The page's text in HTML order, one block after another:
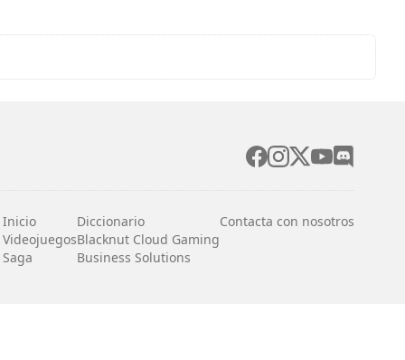
Inicio
Videojuegos
Saga
Diccionario
Blacknut Cloud Gaming
Business Solutions
Contacta con nosotros